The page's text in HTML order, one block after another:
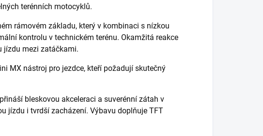
terénních motocyklů.
rámovém základu, který v kombinaci s nízkou
kontrolu v technickém terénu. Okamžitá reakce
jízdu mezi zatáčkami.
MX nástroj pro jezdce, kteří požadují skutečný
bleskovou akceleraci a suverénní zátah v
jízdu i tvrdší zacházení. Výbavu doplňuje TFT